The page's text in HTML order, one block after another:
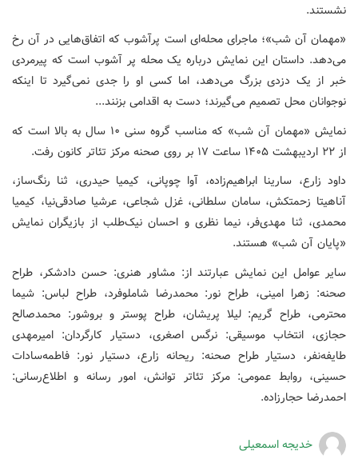
نشستند.
«مهمان آن شب»؛ ماجرای محله‌ای است پرآشوب که اتفاق‌هایی در آن رخ
می‌دهد. داستان این نمایش درباره یک محله پر آشوب است که پیرمردی
خبر از یک دزدی بزرگ می‌دهد، اما کسی او را جدی نمی‌گیرد تا اینکه
نوجوانان محل تصمیم می‌گیرند؛ دست به اقدامی بزنند...
نمایش «مهمان آن شب» که مناسب گروه سنی ۱۰ سال به بالا است که
از ۲۲ اردیبهشت ۱۴۰۵ ساعت ۱۷ بر روی صحنه مرکز تئاتر کانون رفت.
داود زارع، سارینا ابراهیم‌زاده، آوا چوپانی، کیمیا حیدری، ثنا رنگ‌ساز،
آناهیتا زحمتکش، سامان سلطانی، غزل شجاعی، عرشیا صادقی‌نیا، کیمیا
محمدی، ثنا مهدی‌فر، نیما نظری و احسان نیک‌طلب از بازیگران نمایش
«پایان آن شب» هستند.
سایر عوامل این نمایش عبارتند از: مشاور هنری: حسن دادشکر، طراح
صحنه: زهرا امینی، طراح نور: محمدرضا شاملوفرد، طراح لباس: شیما
محترمی، طراح گریم: لیلا پریشان، طراح پوستر و بروشور: محمدصالح
حجازی، انتخاب موسیقی: نرگس اصغری، دستیار کارگردان: امیرمهدی
طایفه‌نفر، دستیار طراح صحنه: ریحانه زارع، دستیار نور: فاطمه‌سادات
حسینی، روابط عمومی: مرکز تئاتر توانش، امور رسانه و اطلاع‌رسانی:
احمدرضا حجارزاده.
خدیجه اسمعیلی